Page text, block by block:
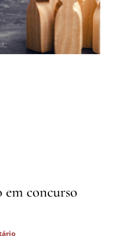
em concurso